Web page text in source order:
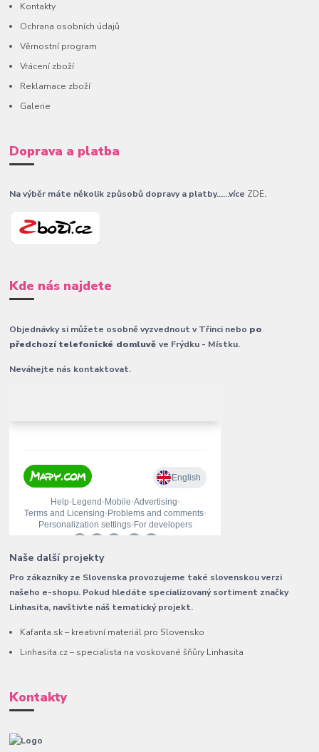
Kontakty
Ochrana osobních údajů
Věrnostní program
Vrácení zboží
Reklamace zboží
Galerie
Doprava a platba
Na výběr máte několik způsobů dopravy a platby......více ZDE.
Kde nás najdete
Objednávky si můžete osobně vyzvednout v Třinci nebo po
předchozí telefonické domluvěve Frýdku - Místku.
Neváhejte nás kontaktovat.
Naše další projekty
Pro zákazníky ze Slovenska provozujeme také slovenskou verzi
našeho e-shopu. Pokud hledáte specializovaný sortiment značky
Linhasita, navštivte náš tematický projekt.
Kafanta.sk – kreativní materiál pro Slovensko
Linhasita.cz – specialista na voskované šňůry Linhasita
Kontakty